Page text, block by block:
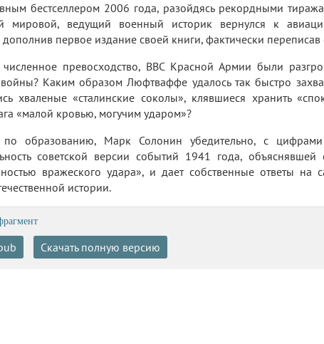
бестселлером 2006 года, разойдясь рекордными
мировой, ведущий военный историк вернулся к
первое издание своей книги, фактически переписав
превосходство, ВВС Красной Армии были
Каким образом Люфтваффе удалось так быстро
хваленые «сталинские соколы», клявшиеся хранить
«малой кровью, могучим ударом»?
образованию, Марк Солонин убедительно, с
советской версии событий 1941 года, объяснявшей
вражеского удара», и дает собственные ответы на
истории.
Скачать полную версию